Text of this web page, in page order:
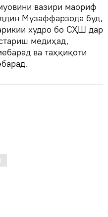
вазири маориф
Музаффарзода буд,
худро бо СҲШ дар
медиҳад,
ва таҳқиқоти